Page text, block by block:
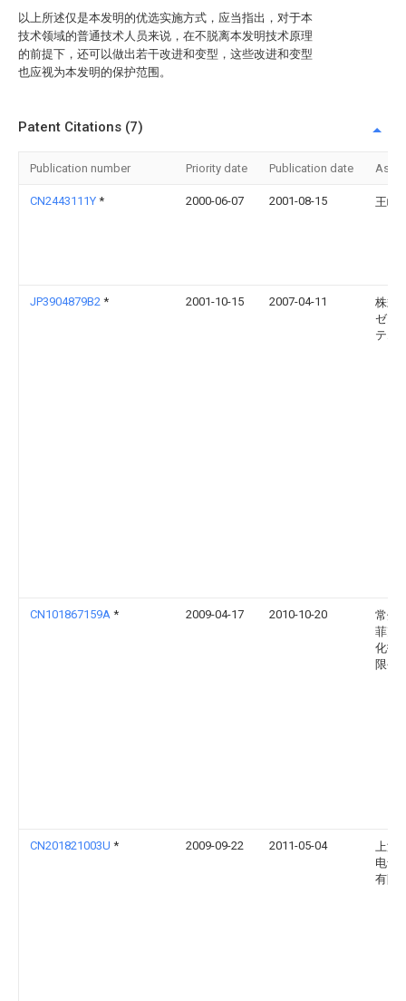
以上所述仅是本发明的优选实施方式，应当指出，对于本
技术领域的普通技术人员来说，在不脱离本发明技术原理
的前提下，还可以做出若干改进和变型，这些改进和变型
也应视为本发明的保护范围。
Patent Citations (7)
Publication number Priority date Publication date
CN2443111Y * 2000-06-07 2001-08-15 王峰
JP3904879B2 * 2001-10-15 2007-04-11
株式
ゼオ
テム
CN101867159A * 2009-04-17 2010-10-20
常州
菲克
化技
限公
CN201821003U * 2009-09-22 2011-05-04
上海
电气
有限